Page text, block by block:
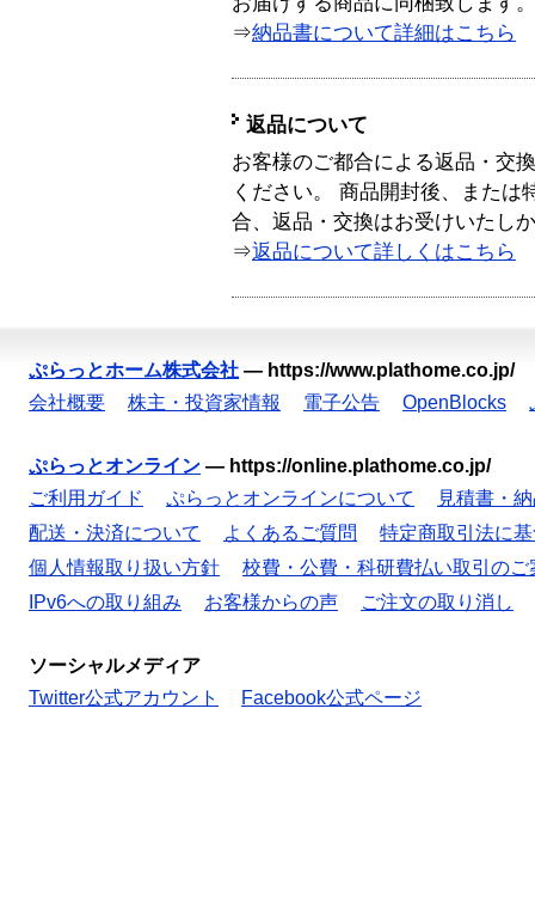
⇒納品書について詳細はこちら
返品について
お客様のご都合による返品・交
ください。 商品開封後、または
合、返品・交換はお受けいたし
⇒返品について詳しくはこちら
ぷらっとホーム株式会社 — https://www.plathome.co.jp/
会社概要
株主・投資家情報 電子公告 OpenBlocks
ぷらっとオンライン — https://online.plathome.co.jp/
ご利用ガイド
ぷらっとオンラインについて
見積書・
配送・決済について
よくあるご質問
特定商取引法に
個人情報取り扱い方針
校費・公費・科研費払い取引のご
IPv6への取り組み
お客様からの声 ご注文の取り消し
ソーシャルメディア
Twitter公式アカウント
Facebook公式ページ